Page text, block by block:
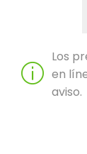
Los
en
aviso.